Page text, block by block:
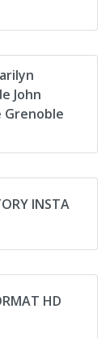
John
Grenoble
INSTA
HD